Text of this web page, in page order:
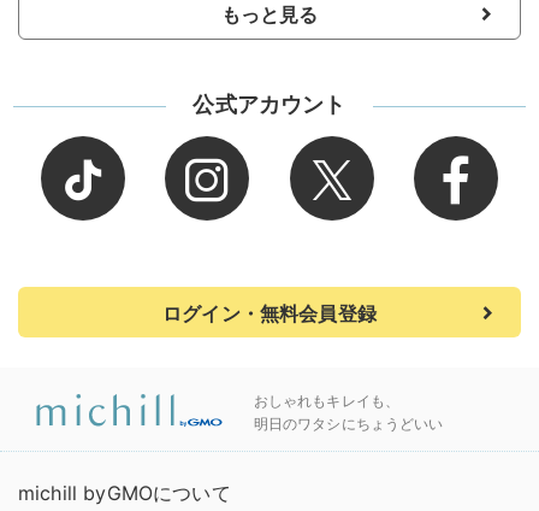
もっと見る
公式アカウント
ログイン・無料会員登録
おしゃれもキレイも、
明日のワタシにちょうどいい
michill byGMOについて